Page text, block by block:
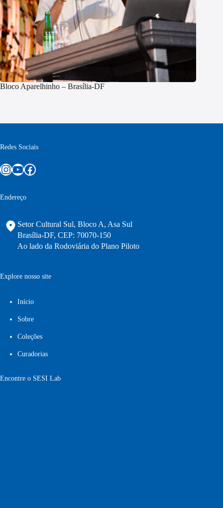
Bloco Aparelhinho – Brasília-DF
Redes Sociais
Instagram
Youtube
Facebook
Endereço
Setor Cultural Sul, Bloco A, Asa Sul
Brasília-DF, CEP: 70070-150
Ao lado da Rodoviária do Plano Piloto
Explore nosso site
Início
Sobre
Coleções
Curadorias
Encontre o SESI Lab